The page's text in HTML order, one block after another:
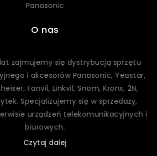
Panasonic
O nas
zajmujemy się dystrybucją sprzętu
i akcesorów Panasonic, Yeastar,
Fanvil, Linkvil, Snom, Kronx, 2N,
. Specjalizujemy się w sprzedaży,
urządzeń telekomunikacyjnych i
biurowych.
Czytaj dalej